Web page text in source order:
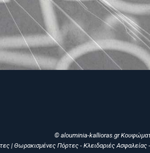
© alouminia-kallioras.gr
| Θωρακισμένες Πόρτες - Κλειδαριές